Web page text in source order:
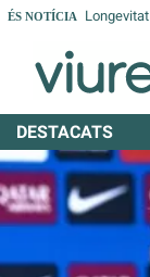
ÉS NOTÍCIA Longevitat
DESTACATS